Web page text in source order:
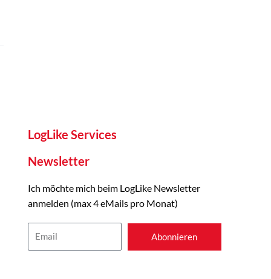
LogLike Services
Newsletter
Ich möchte mich beim LogLike Newsletter
anmelden (max 4 eMails pro Monat)
Abonnieren